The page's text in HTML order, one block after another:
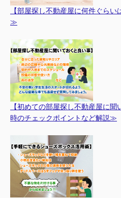
【部屋探し不動産屋に何件ぐら
≫
【初めての部屋探し不動産屋に
時のチェックポイントなど解説≫